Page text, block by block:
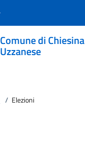
Comune di Chiesina
Uzzanese
/ Elezioni